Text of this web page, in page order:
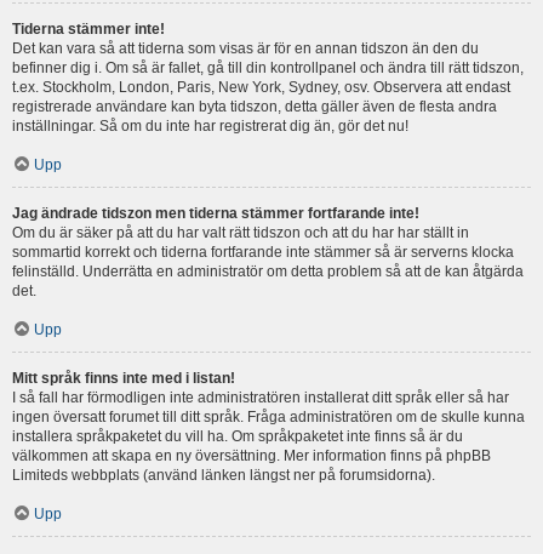
Tiderna stämmer inte!
Det kan vara så att tiderna som visas är för en annan tidszon än den du
befinner dig i. Om så är fallet, gå till din kontrollpanel och ändra till rätt tidszon,
t.ex. Stockholm, London, Paris, New York, Sydney, osv. Observera att endast
registrerade användare kan byta tidszon, detta gäller även de flesta andra
inställningar. Så om du inte har registrerat dig än, gör det nu!
Upp
Jag ändrade tidszon men tiderna stämmer fortfarande inte!
Om du är säker på att du har valt rätt tidszon och att du har har ställt in
sommartid korrekt och tiderna fortfarande inte stämmer så är serverns klocka
felinställd. Underrätta en administratör om detta problem så att de kan åtgärda
det.
Upp
Mitt språk finns inte med i listan!
I så fall har förmodligen inte administratören installerat ditt språk eller så har
ingen översatt forumet till ditt språk. Fråga administratören om de skulle kunna
installera språkpaketet du vill ha. Om språkpaketet inte finns så är du
välkommen att skapa en ny översättning. Mer information finns på phpBB
Limiteds webbplats (använd länken längst ner på forumsidorna).
Upp